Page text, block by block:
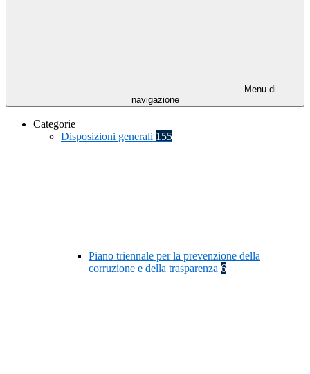
Menu di
navigazione
Categorie
Disposizioni generali 155
Piano triennale per la prevenzione della
corruzione e della trasparenza 6